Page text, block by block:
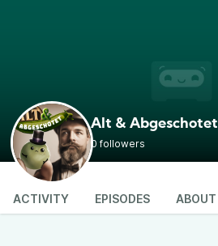
Alt & Abgeschotet
0 followers
ACTIVITY EPISODES ABOUT